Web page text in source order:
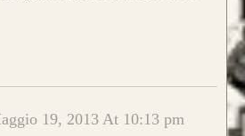
19, 2013 At 10:13 pm